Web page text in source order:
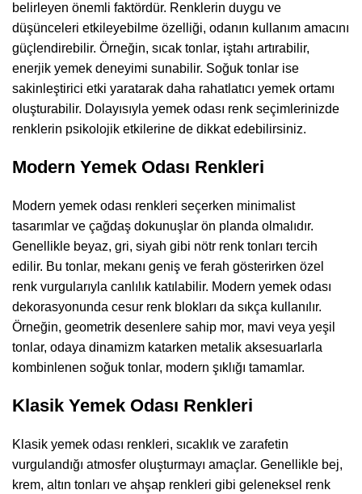
belirleyen önemli faktördür. Renklerin duygu ve
düşünceleri etkileyebilme özelliği, odanın kullanım amacını
güçlendirebilir. Örneğin, sıcak tonlar, iştahı artırabilir,
enerjik yemek deneyimi sunabilir. Soğuk tonlar ise
sakinleştirici etki yaratarak daha rahatlatıcı yemek ortamı
oluşturabilir. Dolayısıyla yemek odası renk seçimlerinizde
renklerin psikolojik etkilerine de dikkat edebilirsiniz.
Modern Yemek Odası Renkleri
Modern yemek odası renkleri seçerken minimalist
tasarımlar ve çağdaş dokunuşlar ön planda olmalıdır.
Genellikle beyaz, gri, siyah gibi nötr renk tonları tercih
edilir. Bu tonlar, mekanı geniş ve ferah gösterirken özel
renk vurgularıyla canlılık katılabilir. Modern yemek odası
dekorasyonunda cesur renk blokları da sıkça kullanılır.
Örneğin, geometrik desenlere sahip mor, mavi veya yeşil
tonlar, odaya dinamizm katarken metalik aksesuarlarla
kombinlenen soğuk tonlar, modern şıklığı tamamlar.
Klasik Yemek Odası Renkleri
Klasik yemek odası renkleri, sıcaklık ve zarafetin
vurgulandığı atmosfer oluşturmayı amaçlar. Genellikle bej,
krem, altın tonları ve ahşap renkleri gibi geleneksel renk